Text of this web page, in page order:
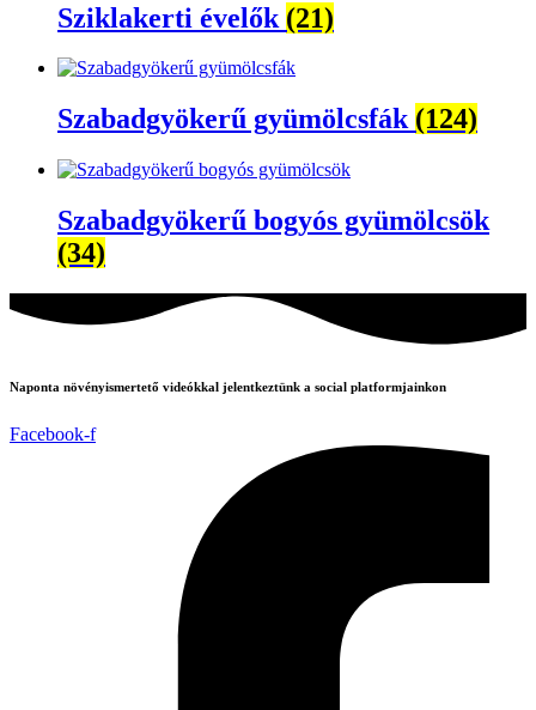
Sziklakerti évelők (21)
Szabadgyökerű gyümölcsfák (124)
Szabadgyökerű bogyós gyümölcsök
(34)
Naponta növényismertető videókkal jelentkeztünk a social platformjainkon
Facebook-f